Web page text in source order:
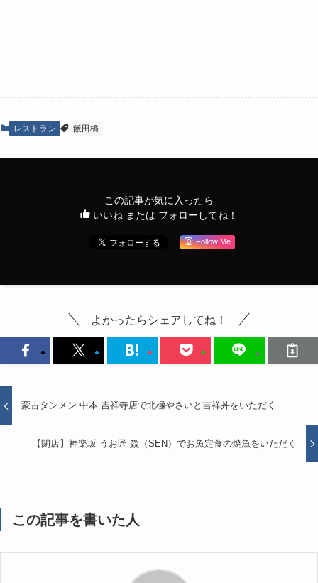
レストラン 飯田橋
この記事が気に入ったら
いいね または フォローしてね！
Follow Me
よかったらシェアしてね！
蒙古タンメン 中本 吉祥寺店で北極やさいと吉祥丼をいただく
【閉店】神楽坂 うお匠 鱻（SEN）でお魚定食の焼魚をいただく
この記事を書いた人